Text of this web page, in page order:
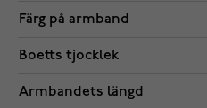
Färg på armband
Boetts tjocklek
Armbandets längd